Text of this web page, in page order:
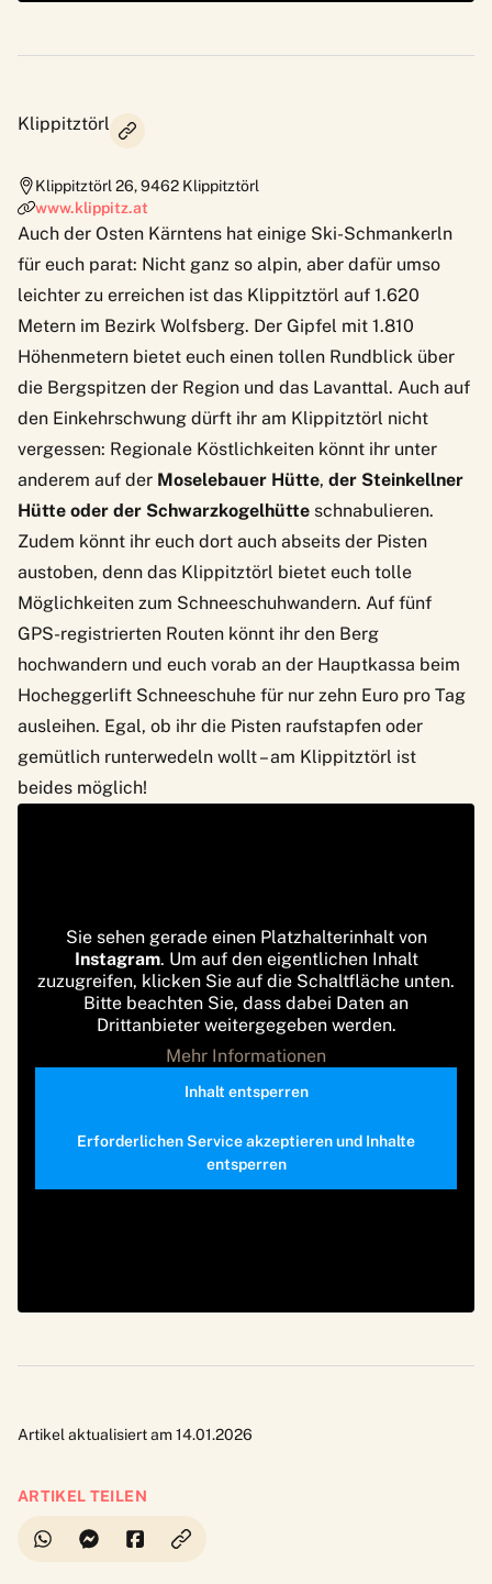
Klippitztörl
Klippitztörl 26,9462 Klippitztörl
www.klippitz.at
Auch der Osten Kärntens hat einige Ski-Schmankerln
für euch parat: Nicht ganz so alpin, aber dafür umso
leichter zu erreichen ist das Klippitztörl auf 1.620
Metern im Bezirk Wolfsberg. Der Gipfel mit 1.810
Höhenmetern bietet euch einen tollen Rundblick über
die Bergspitzen der Region und das Lavanttal. Auch auf
den Einkehrschwung dürft ihr am Klippitztörl nicht
vergessen: Regionale Köstlichkeiten könnt ihr unter
anderem auf der Moselebauer Hütte, der Steinkellner
Hütte oder der Schwarzkogelhütte schnabulieren.
Zudem könnt ihr euch dort auch abseits der Pisten
austoben, denn das Klippitztörl bietet euch tolle
Möglichkeiten zum Schneeschuhwandern. Auf fünf
GPS-registrierten Routen könnt ihr den Berg
hochwandern und euch vorab an der Hauptkassa beim
Hocheggerlift Schneeschuhe für nur zehn Euro pro Tag
ausleihen. Egal, ob ihr die Pisten raufstapfen oder
gemütlich runterwedeln wollt – am Klippitztörl ist
beides möglich!
Sie sehen gerade einen Platzhalterinhalt von
Instagram. Um auf den eigentlichen Inhalt
zuzugreifen, klicken Sie auf die Schaltfläche unten.
Bitte beachten Sie, dass dabei Daten an
Drittanbieter weitergegeben werden.
Mehr Informationen
Inhalt entsperren
Erforderlichen Service akzeptieren und Inhalte
entsperren
Artikel aktualisiert am 14.01.2026
ARTIKEL TEILEN